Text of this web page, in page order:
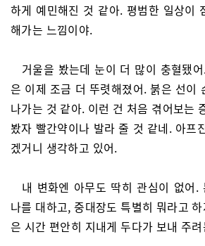
하게 예민해진 것 같아. 평범한 일상이
해가는 느낌이야.
거울을 봤는데 눈이 더 많이 충혈됐
은 이제 조금 더 뚜렷해졌어. 붉은 선이
나가는 것 같아. 이런 건 처음 겪어보는
봤자 빨간약이나 발라 줄 것 같네. 아프
겠거니 생각하고 있어.
내 변화엔 아무도 딱히 관심이 없어.
나를 대하고, 중대장도 특별히 뭐라고
은 시간 편안히 지내게 두다가 보내 주